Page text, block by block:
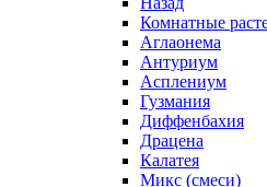
Комнатные
Аглаонема
Антуриум
Асплениум
Гузмания
Диффенбахия
Драцена
Калатея
Микс (смеси)